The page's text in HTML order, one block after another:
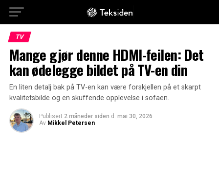
TV
Mange gjør denne HDMI-feilen: Det
kan ødelegge bildet på TV-en din
En liten detalj bak på TV-en kan være forskjellen på et skarpt
kvalitetsbilde og en skuffende opplevelse i sofaen.
Publisert 2 måneder siden d. mai 30, 2026
Av Mikkel Petersen